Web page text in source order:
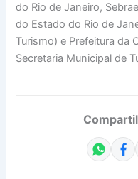
do Rio de Janeiro,
do Estado do Rio de
Turismo) e Prefeitura da
Secretaria Municipal de